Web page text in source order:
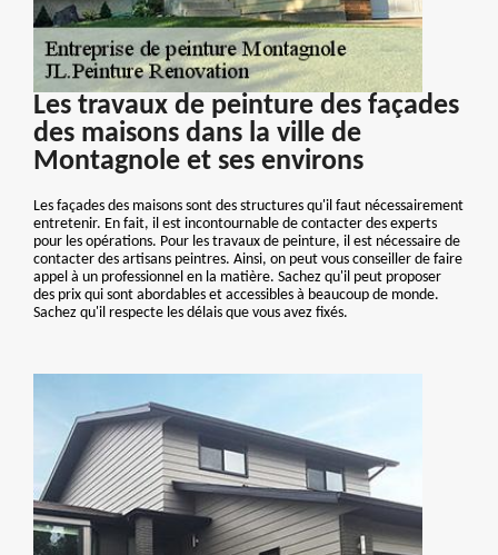
Les travaux de peinture des façades
des maisons dans la ville de
Montagnole et ses environs
Les façades des maisons sont des structures qu'il faut nécessairement
entretenir. En fait, il est incontournable de contacter des experts
pour les opérations. Pour les travaux de peinture, il est nécessaire de
contacter des artisans peintres. Ainsi, on peut vous conseiller de faire
appel à un professionnel en la matière. Sachez qu'il peut proposer
des prix qui sont abordables et accessibles à beaucoup de monde.
Sachez qu'il respecte les délais que vous avez fixés.